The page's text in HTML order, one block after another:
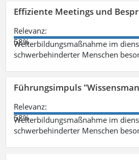
Effiziente Meetings und
Relevanz:
58%
Weiterbildungsmaßnahme im
schwerbehinderter Menschen
Führungsimpuls
Relevanz:
58%
Weiterbildungsmaßnahme im
schwerbehinderter Menschen